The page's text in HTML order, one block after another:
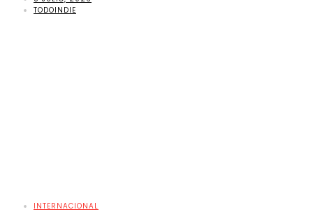
TODOINDIE
INTERNACIONAL